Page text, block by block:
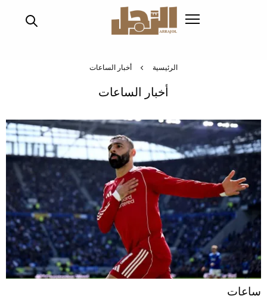
الرئيسية أخبار الساعات
أخبار الساعات
ساعات